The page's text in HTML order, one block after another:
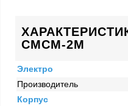
CMCM-2M
Электро
Производитель
Корпус